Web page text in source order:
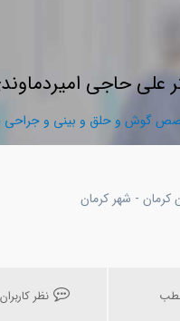
علی حاجی
گوش و حلق و بینی و جراحی
كرمان - شهر كرمان
نظر کاربران